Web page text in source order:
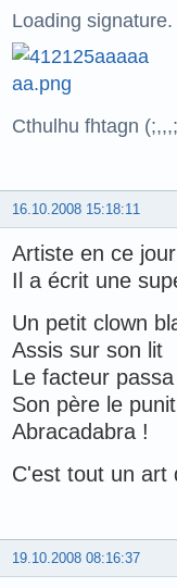
Loading signature.
Cthulhu fhtagn
16.10.2008 15:18:11
Artiste en ce
Il a écrit une
Un petit clown
Assis sur son lit
Le facteur passa
Son père le punit
Abracadabra !
C'est tout un art
19.10.2008 08:16:37